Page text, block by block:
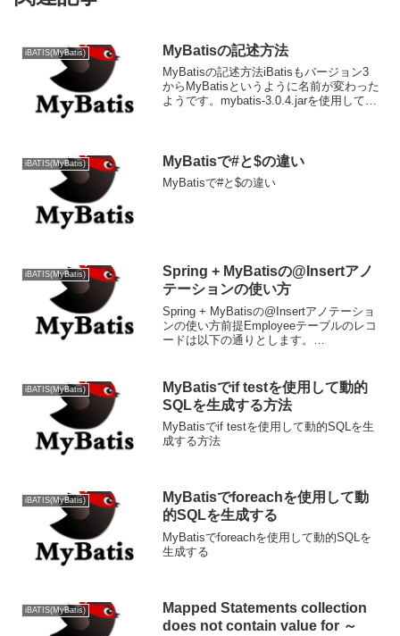
iBATIS(MyBatis) MyBatisの記述方法
MyBatisの記述方法iBatisもバージョン3
からMyBatisというように名前が変わった
ようです。mybatis-3.0.4.jarを使用してい
iBATIS(MyBatis) MyBatisで#と$の違い
MyBatisで#と$の違い
iBATIS(MyBatis)
Spring + MyBatisの@Insertアノ
テーションの使い方
Spring + MyBatisの@Insertアノテーショ
ンの使い方前提Employeeテーブルのレコ
ードは以下の通りとします。
iBATIS(MyBatis)
MyBatisでif testを使用して動的
SQLを生成する方法
MyBatisでif testを使用して動的SQLを生
成する方法
iBATIS(MyBatis)
MyBatisでforeachを使用して動
的SQLを生成する
MyBatisでforeachを使用して動的SQLを
生成する
iBATIS(MyBatis)
Mapped Statements collection
does not contain value for ～